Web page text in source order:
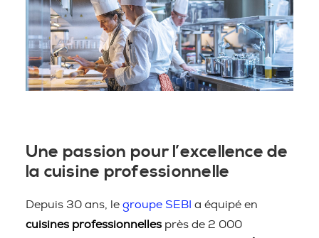
Une passion pour l’excellence de
la cuisine professionnelle
Depuis 30 ans, le groupe SEBI a équipé en
cuisines professionnelles près de 2 000